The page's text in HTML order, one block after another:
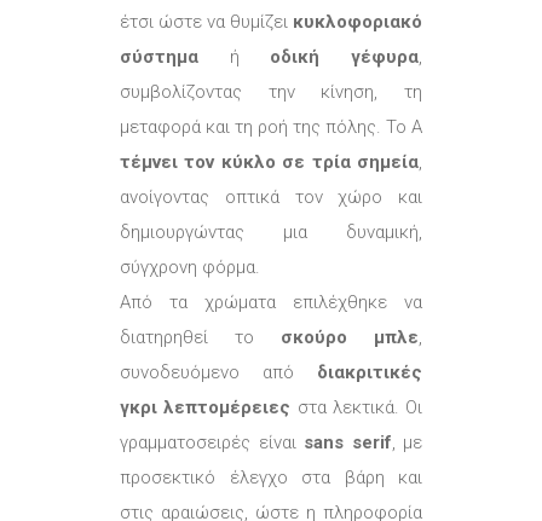
έτσι ώστε να θυμίζει κυκλοφοριακό
σύστημα ή οδική γέφυρα,
συμβολίζοντας την κίνηση, τη
μεταφορά και τη ροή της πόλης. Το Α
τέμνει τον κύκλο σε τρία σημεία,
ανοίγοντας οπτικά τον χώρο και
δημιουργώντας μια δυναμική,
σύγχρονη φόρμα.
Από τα χρώματα επιλέχθηκε να
διατηρηθεί το σκούρο μπλε,
συνοδευόμενο από διακριτικές
γκρι λεπτομέρειες στα λεκτικά. Οι
γραμματοσειρές είναι sans serif, με
προσεκτικό έλεγχο στα βάρη και
στις αραιώσεις, ώστε η πληροφορία